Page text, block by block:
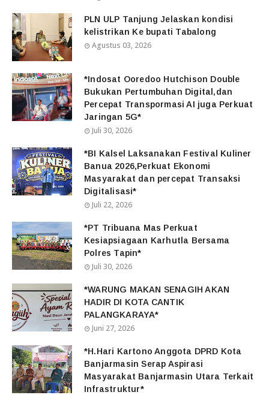
PLN ULP Tanjung Jelaskan kondisi
kelistrikan Ke bupati Tabalong
Agustus 03, 2026
*Indosat Ooredoo Hutchison Double
Bukukan Pertumbuhan Digital,dan
Percepat Transpormasi AI juga Perkuat
Jaringan 5G*
Juli 30, 2026
*BI Kalsel Laksanakan Festival Kuliner
Banua 2026,Perkuat Ekonomi
Masyarakat dan percepat Transaksi
Digitalisasi*
Juli 22, 2026
*PT Tribuana Mas Perkuat
Kesiapsiagaan Karhutla Bersama
Polres Tapin*
Juli 30, 2026
*WARUNG MAKAN SENAGIH AKAN
HADIR DI KOTA CANTIK
PALANGKARAYA*
Juni 27, 2026
*H.Hari Kartono Anggota DPRD Kota
Banjarmasin Serap Aspirasi
Masyarakat Banjarmasin Utara Terkait
Infrastruktur*